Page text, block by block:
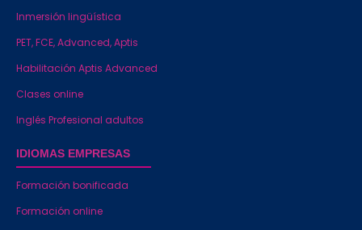
Inmersión lingüística
PET, FCE, Advanced, Aptis
Habilitación Aptis Advanced
Clases online
Inglés Profesional adultos
IDIOMAS EMPRESAS
Formación bonificada
Formación online